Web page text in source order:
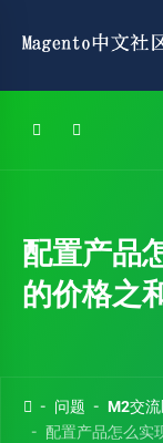
配置产品
的价格之
问题
M2交
配置产品怎么实